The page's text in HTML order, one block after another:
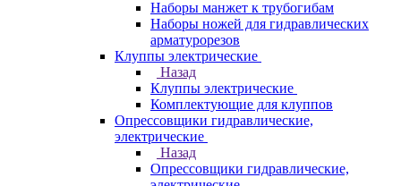
Наборы манжет к трубогибам
Наборы ножей для гидравлических
арматурорезов
Клуппы электрические
Назад
Клуппы электрические
Комплектующие для клуппов
Опрессовщики гидравлические,
электрические
Назад
Опрессовщики гидравлические,